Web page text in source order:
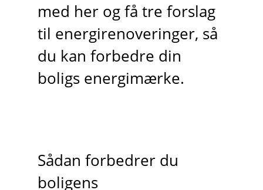
med her og få tre forslag
til energirenoveringer, så
du kan forbedre din
boligs energimærke.
Sådan forbedrer du
boligens